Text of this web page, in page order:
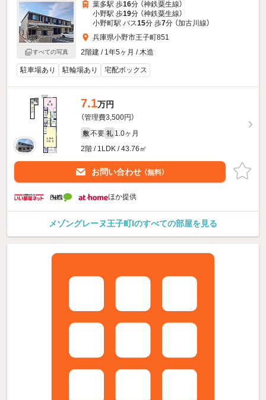
すべての写真
葉多駅 歩16分 （神鉄粟生線）
小野駅 歩19分 （神鉄粟生線）
小野町駅 バス15分 歩7分 （加古川線）
兵庫県小野市王子町851
2階建 / 1年5ヶ月 / 木造
駐車場あり 駐輪場あり 宅配ボックス
7.1万円
（管理費3,500円）
敷 不要 礼 1.0ヶ月
2階 / 1LDK / 43.76㎡
お問い合わせ （無料）
ほか提供
メゾングレーヌ王子町Iのすべての部屋を見る